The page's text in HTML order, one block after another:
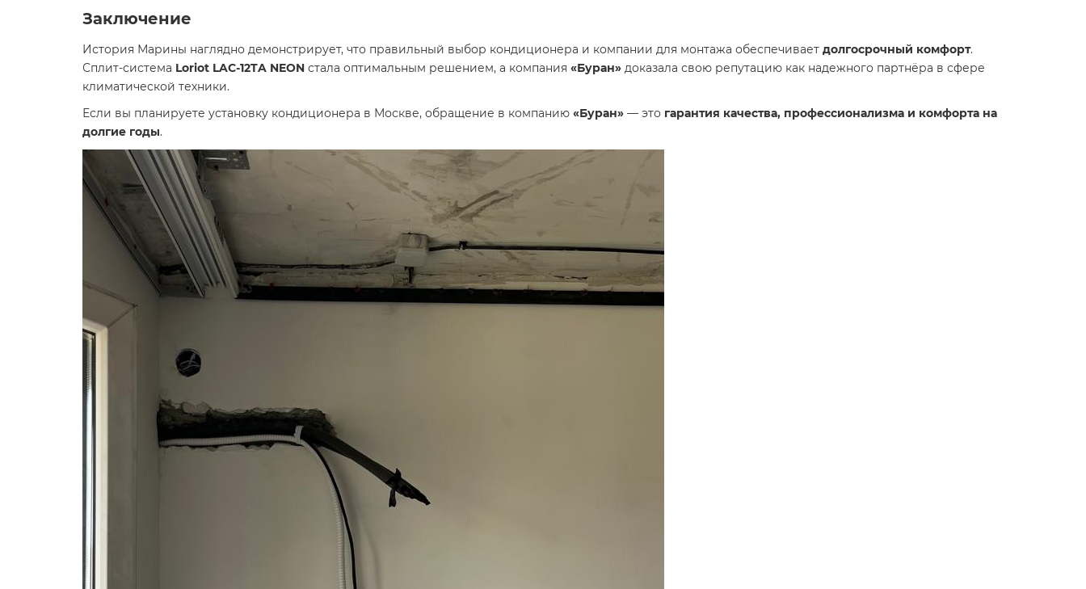
Заключение
История Марины наглядно демонстрирует, что правильный выбор кондиционера и компании для монтажа обеспечивает долгосрочный комфорт.
Сплит-система Loriot LAC-12TA NEON стала оптимальным решением, а компания «Буран» доказала свою репутацию как надежного партнёра в сфере
климатической техники.
Если вы планируете установку кондиционера в Москве, обращение в компанию «Буран» — это гарантия качества, профессионализма и комфорта на
долгие годы.